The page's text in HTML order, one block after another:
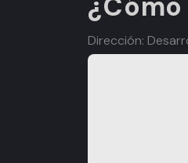
Dirección: